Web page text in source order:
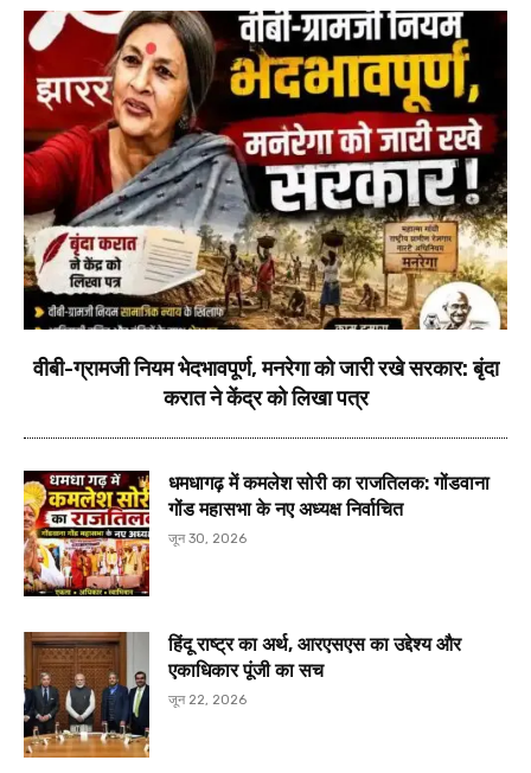
वीबी-ग्रामजी नियम भेदभावपूर्ण, मनरेगा को जारी रखे सरकार: बृंदा
करात ने केंद्र को लिखा पत्र
धमधागढ़ में कमलेश सोरी का राजतिलक: गोंडवाना
गोंड महासभा के नए अध्यक्ष निर्वाचित
जून 30, 2026
हिंदू राष्ट्र का अर्थ, आरएसएस का उद्देश्य और
एकाधिकार पूंजी का सच
जून 22, 2026